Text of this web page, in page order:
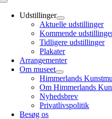
Toggle
NavigationUdstillinger
Aktuelle udstillinger
Kommende
Tidligere udstillinger
Plakater
Arrangementer
Om museet
Himmerlands
Om Himmerlands
Nyhedsbrev
Privatlivspolitik
Besøg os